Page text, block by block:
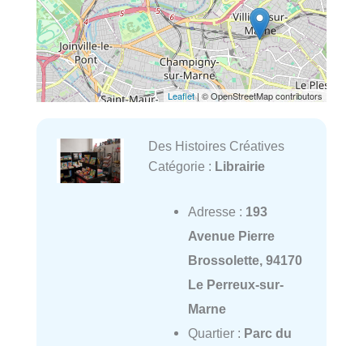
Leaflet| © OpenStreetMap contributors
Des Histoires Créatives
Catégorie : Librairie
Adresse : 193
Avenue Pierre
Brossolette, 94170
Le Perreux-sur-
Marne
Quartier : Parc du